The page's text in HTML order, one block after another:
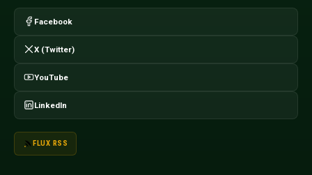
Facebook
X (Twitter)
YouTube
LinkedIn
FLUX RSS